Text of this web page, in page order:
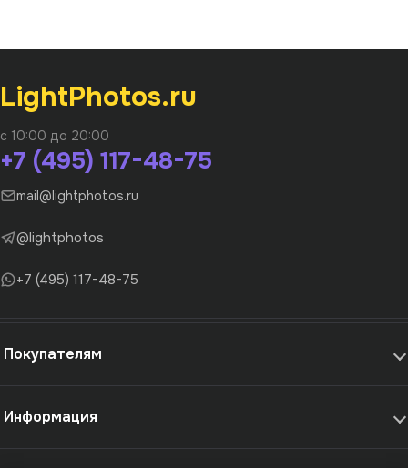
LightPhotos.ru
с 10:00 до 20:00
+7 (495) 117-48-75
mail@lightphotos.ru
@lightphotos
+7 (495) 117-48-75
Покупателям
Информация